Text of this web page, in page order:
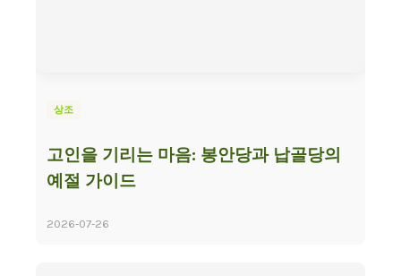
상조
고인을 기리는 마음: 봉안당과 납골당의
예절 가이드
2026-07-26